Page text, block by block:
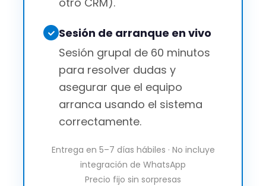
Sesión de arranque en vivo
Sesión grupal de 60 minutos
para resolver dudas y
asegurar que el equipo
arranca usando el sistema
correctamente.
Entrega en 5–7 días hábiles · No incluye
integración de WhatsApp
Precio fijo sin sorpresas